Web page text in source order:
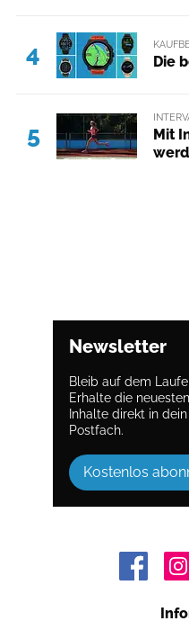
4 Die
5
Mit
Newsletter
Bleib auf dem
Erhalte die neuesten
Inhalte direkt in dein
Postfach.
Kostenlos